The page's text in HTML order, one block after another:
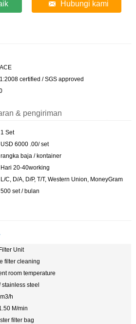
Hubungi kami
certified / SGS approved
& pengiriman
1 Set
USD 6000 .00/ set
rangka baja / kontainer
Hari 20-40working
L/C, D/A, D/P, T/T, Western Union, MoneyGram
500 set / bulan
Unit
filter cleaning
room temperature
stainless steel
h
M/min
filter bag